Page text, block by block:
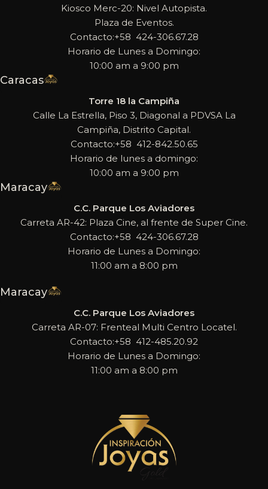
Kiosco Merc-20: Nivel Autopista.
Plaza de Eventos.
Contacto:+58 424-306.67.28
Horario de Lunes a Domingo:
10:00 am a 9:00 pm
Caracas
Torre 18 la Campiña
Calle La Estrella, Piso 3, Diagonal a PDVSA La
Campiña, Distrito Capital.
Contacto:+58 412-842.50.65
Horario de lunes a domingo:
10:00 am a 9:00 pm
Maracay
C.C. Parque Los Aviadores
Carreta AR-42: Plaza Cine, al frente de Super Cine.
Contacto:+58 424-306.67.28
Horario de Lunes a Domingo:
11:00 am a 8:00 pm
Maracay
C.C. Parque Los Aviadores
Carreta AR-07: Frenteal Multi Centro Locatel.
Contacto:+58 412-485.20.92
Horario de Lunes a Domingo:
11:00 am a 8:00 pm